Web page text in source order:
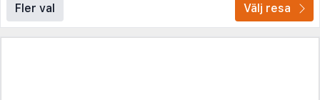
Fler val Välj resa